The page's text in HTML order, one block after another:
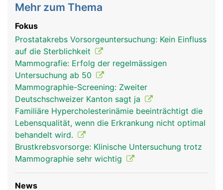
Mehr zum Thema
Fokus
Prostatakrebs Vorsorgeuntersuchung: Kein Einfluss
auf die Sterblichkeit
Mammografie: Erfolg der regelmässigen
Untersuchung ab 50
Mammographie-Screening: Zweiter
Deutschschweizer Kanton sagt ja
Familiäre Hypercholesterinämie beeinträchtigt die
Lebensqualität, wenn die Erkrankung nicht optimal
behandelt wird.
Brustkrebsvorsorge: Klinische Untersuchung trotz
Mammographie sehr wichtig
News